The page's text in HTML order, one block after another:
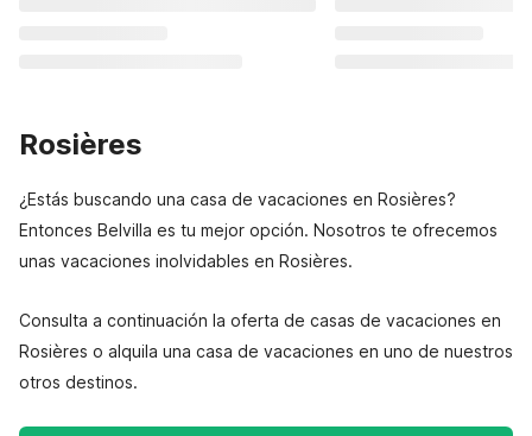
Rosières
¿Estás buscando una casa de vacaciones en Rosières?
Entonces Belvilla es tu mejor opción. Nosotros te ofrecemos
unas vacaciones inolvidables en Rosières.
Consulta a continuación la oferta de casas de vacaciones en
Rosières o alquila una casa de vacaciones en uno de nuestros
otros destinos.